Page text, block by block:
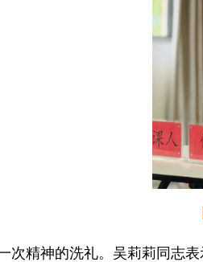
次精神的洗礼。吴莉莉同志